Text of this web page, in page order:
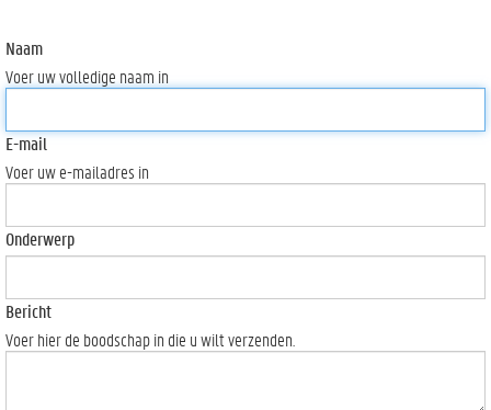
Naam
Voer uw volledige naam in
E-mail
Voer uw e-mailadres in
Onderwerp
Bericht
Voer hier de boodschap in die u wilt verzenden.